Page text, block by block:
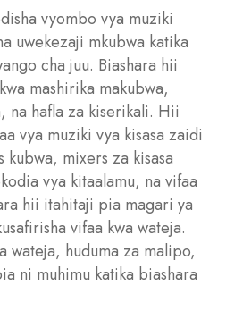
vyombo vya muziki
uwekezaji mkubwa katika
cha juu. Biashara hii
mashirika makubwa,
na hafla za kiserikali. Hii
vya muziki vya kisasa zaidi
kubwa, mixers za kisasa
vya kitaalamu, na vifaa
hii itahitaji pia magari ya
vifaa kwa wateja.
wateja, huduma za malipo,
ni muhimu katika biashara